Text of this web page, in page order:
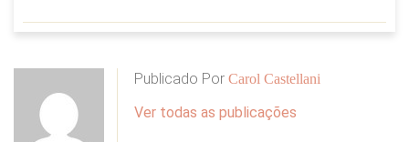
Publicado Por Carol Castellani
Ver todas as publicações